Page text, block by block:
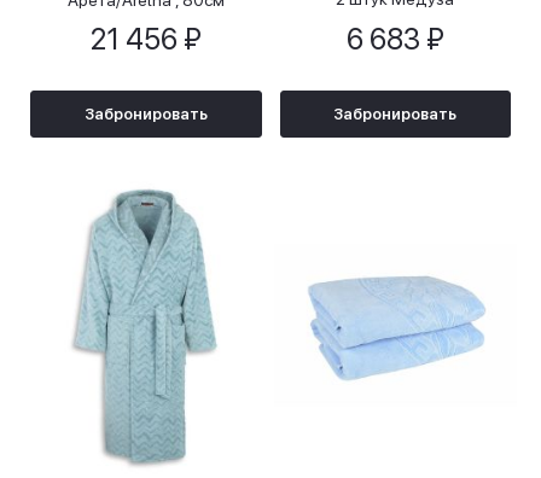
21 456 ₽
Забронировать
голубой
6 683 ₽
Забронировать